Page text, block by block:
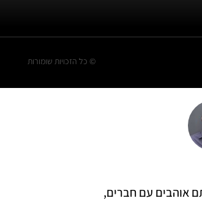
© כל הזכויות שומורות
אוהבים עם חברים,